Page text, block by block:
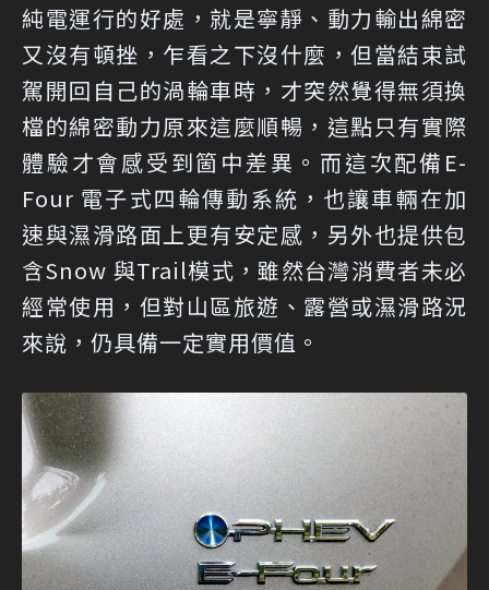
純電運行的好處，就是寧靜、動力輸出綿密
又沒有頓挫，乍看之下沒什麼，但當結束試
駕開回自己的渦輪車時，才突然覺得無須換
檔的綿密動力原來這麼順暢，這點只有實際
體驗才會感受到箇中差異。而這次配備E-
Four 電子式四輪傳動系統，也讓車輛在加
速與濕滑路面上更有安定感，另外也提供包
含Snow 與Trail模式，雖然台灣消費者未必
經常使用，但對山區旅遊、露營或濕滑路況
來說，仍具備一定實用價值。